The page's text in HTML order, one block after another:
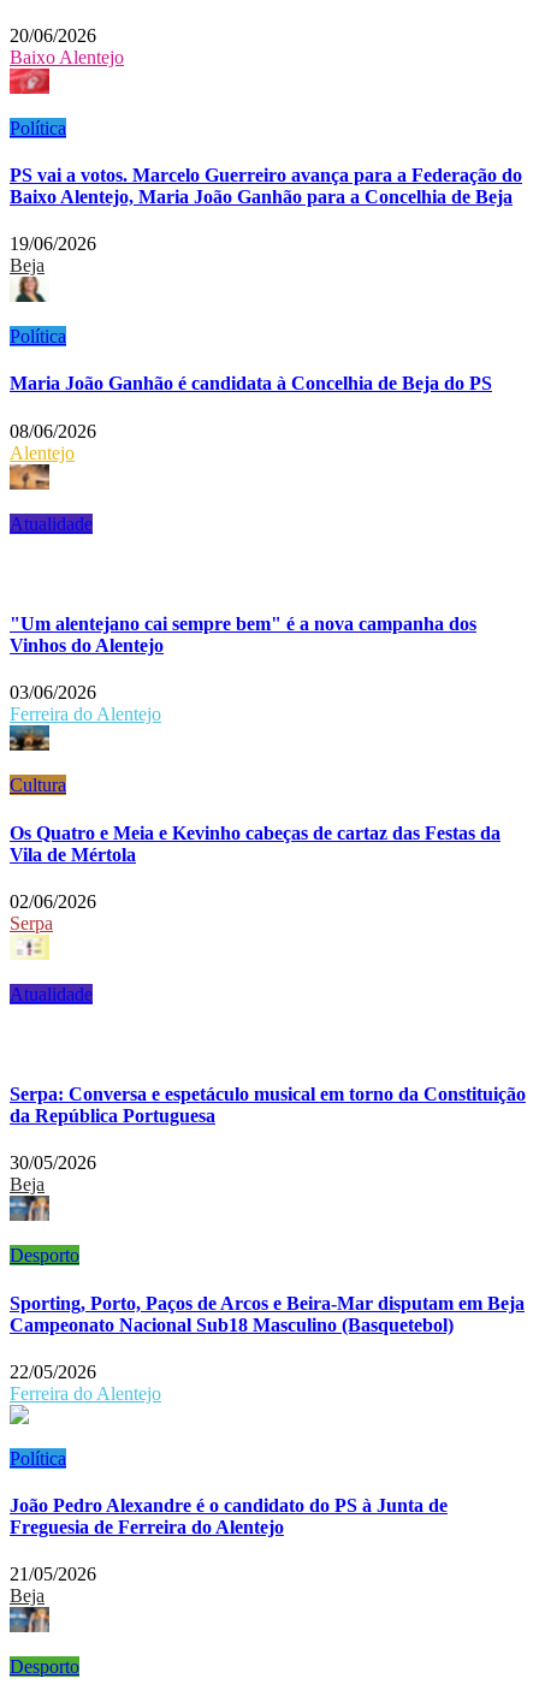
20/06/2026
Baixo Alentejo
Política
PS vai a votos. Marcelo Guerreiro avança para a Federação do
Baixo Alentejo, Maria João Ganhão para a Concelhia de Beja
19/06/2026
Beja
Política
Maria João Ganhão é candidata à Concelhia de Beja do PS
08/06/2026
Alentejo
Atualidade
"Um alentejano cai sempre bem" é a nova campanha dos
Vinhos do Alentejo
03/06/2026
Ferreira do Alentejo
Cultura
Os Quatro e Meia e Kevinho cabeças de cartaz das Festas da
Vila de Mértola
02/06/2026
Serpa
Atualidade
Serpa: Conversa e espetáculo musical em torno da Constituição
da República Portuguesa
30/05/2026
Beja
Desporto
Sporting, Porto, Paços de Arcos e Beira-Mar disputam em Beja
Campeonato Nacional Sub18 Masculino (Basquetebol)
22/05/2026
Ferreira do Alentejo
Política
João Pedro Alexandre é o candidato do PS à Junta de
Freguesia de Ferreira do Alentejo
21/05/2026
Beja
Desporto